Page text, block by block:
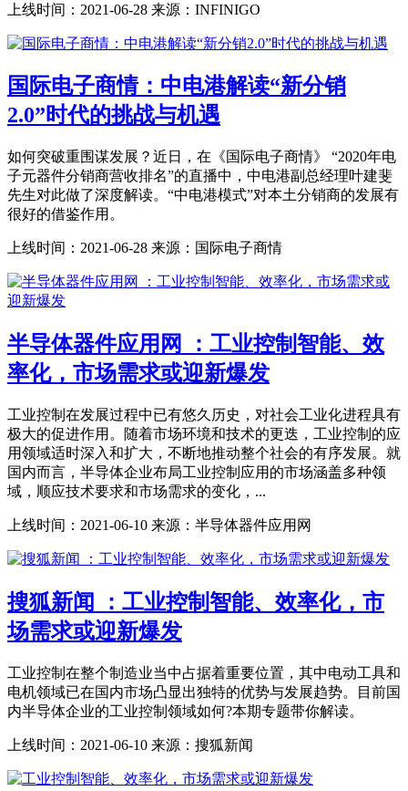
上线时间： 2021-06-28 来源： INFINIGO
国际电子商情：中电港解读“新分销
2.0”时代的挑战与机遇
如何突破重围谋发展？近日，在《国际电子商情》 “2020年电
子元器件分销商营收排名”的直播中，中电港副总经理叶建斐
先生对此做了深度解读。“中电港模式”对本土分销商的发展有
很好的借鉴作用。
上线时间： 2021-06-28 来源： 国际电子商情
半导体器件应用网 ：工业控制智能、效
率化，市场需求或迎新爆发
工业控制在发展过程中已有悠久历史，对社会工业化进程具有
极大的促进作用。随着市场环境和技术的更迭，工业控制的应
用领域适时深入和扩大，不断地推动整个社会的有序发展。就
国内而言，半导体企业布局工业控制应用的市场涵盖多种领
域，顺应技术要求和市场需求的变化，...
上线时间： 2021-06-10 来源： 半导体器件应用网
搜狐新闻 ：工业控制智能、效率化，市
场需求或迎新爆发
工业控制在整个制造业当中占据着重要位置，其中电动工具和
电机领域已在国内市场凸显出独特的优势与发展趋势。目前国
内半导体企业的工业控制领域如何?本期专题带你解读。
上线时间： 2021-06-10 来源： 搜狐新闻